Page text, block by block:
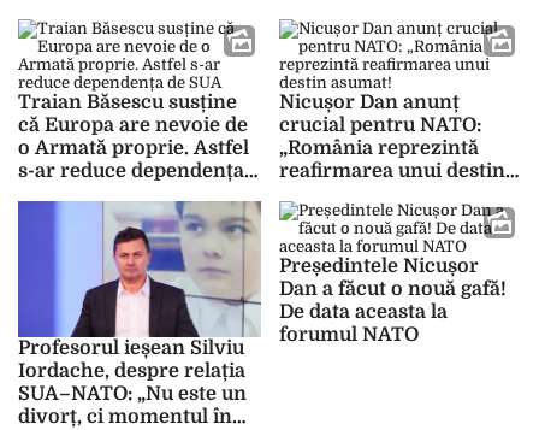
Traian Băsescu susține
că Europa are nevoie de
o Armată proprie. Astfel
s-ar reduce dependența
Nicușor Dan anunț
crucial pentru NATO:
„România reprezintă
reafirmarea unui destin
Profesorul ieșean Silviu
Iordache, despre relația
SUA–NATO: „Nu este un
divorț, ci momentul în
Președintele Nicușor
Dan a făcut o nouă gafă!
De data aceasta la
forumul NATO